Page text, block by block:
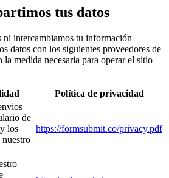
tus datos
intercambiamos tu información
datos con los siguientes proveedores de
medida necesaria para operar el sitio
Política de privacidad
de
los
nuestro
https://formsubmit.co/privacy.pdf